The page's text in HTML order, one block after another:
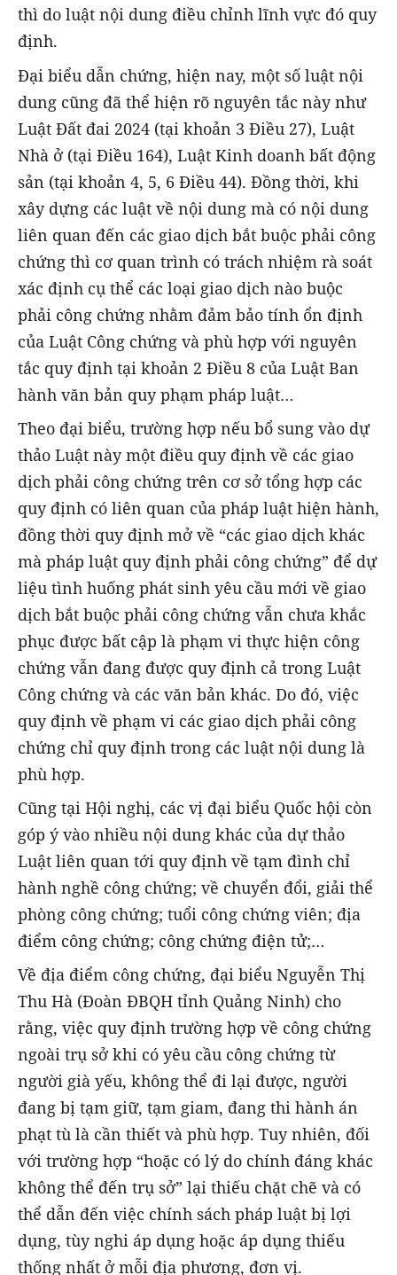
thì do luật nội dung điều chỉnh lĩnh vực đó quy
định.
Đại biểu dẫn chứng, hiện nay, một số luật nội
dung cũng đã thể hiện rõ nguyên tắc này như
Luật Đất đai 2024 (tại khoản 3 Điều 27), Luật
Nhà ở (tại Điều 164), Luật Kinh doanh bất động
sản (tại khoản 4, 5, 6 Điều 44). Đồng thời, khi
xây dựng các luật về nội dung mà có nội dung
liên quan đến các giao dịch bắt buộc phải công
chứng thì cơ quan trình có trách nhiệm rà soát
xác định cụ thể các loại giao dịch nào buộc
phải công chứng nhằm đảm bảo tính ổn định
của Luật Công chứng và phù hợp với nguyên
tắc quy định tại khoản 2 Điều 8 của Luật Ban
hành văn bản quy phạm pháp luật…
Theo đại biểu, trường hợp nếu bổ sung vào dự
thảo Luật này một điều quy định về các giao
dịch phải công chứng trên cơ sở tổng hợp các
quy định có liên quan của pháp luật hiện hành,
đồng thời quy định mở về “các giao dịch khác
mà pháp luật quy định phải công chứng” để dự
liệu tình huống phát sinh yêu cầu mới về giao
dịch bắt buộc phải công chứng vẫn chưa khắc
phục được bất cập là phạm vi thực hiện công
chứng vẫn đang được quy định cả trong Luật
Công chứng và các văn bản khác. Do đó, việc
quy định về phạm vi các giao dịch phải công
chứng chỉ quy định trong các luật nội dung là
phù hợp.
Cũng tại Hội nghị, các vị đại biểu Quốc hội còn
góp ý vào nhiều nội dung khác của dự thảo
Luật liên quan tới quy định về tạm đình chỉ
hành nghề công chứng; về chuyển đổi, giải thể
phòng công chứng; tuổi công chứng viên; địa
điểm công chứng; công chứng điện tử;…
Về địa điểm công chứng, đại biểu Nguyễn Thị
Thu Hà (Đoàn ĐBQH tỉnh Quảng Ninh) cho
rằng, việc quy định trường hợp về công chứng
ngoài trụ sở khi có yêu cầu công chứng từ
người già yếu, không thể đi lại được, người
đang bị tạm giữ, tạm giam, đang thi hành án
phạt tù là cần thiết và phù hợp. Tuy nhiên, đối
với trường hợp “hoặc có lý do chính đáng khác
không thể đến trụ sở” lại thiếu chặt chẽ và có
thể dẫn đến việc chính sách pháp luật bị lợi
dụng, tùy nghi áp dụng hoặc áp dụng thiếu
thống nhất ở mỗi địa phương, đơn vị.